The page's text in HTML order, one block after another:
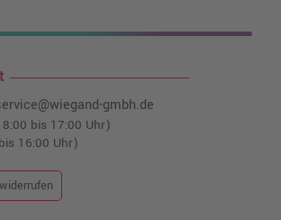
gmbh.de
bis 17:00 Uhr)
16:00 Uhr)